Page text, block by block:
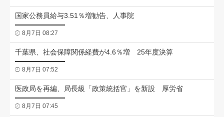
国家公務員給与3.51％増勧告、人事院
8月7日 08:27
千葉県、社会保障関係経費が4.6％増 25年度決算
8月7日 07:52
医政局を再編、局長級「政策統括官」を新設 厚労省
8月7日 07:45